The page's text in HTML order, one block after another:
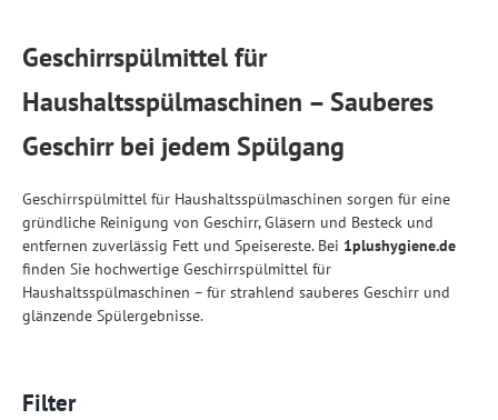
Geschirrspülmittel für
Haushaltsspülmaschinen – Sauberes
Geschirr bei jedem Spülgang
Geschirrspülmittel für Haushaltsspülmaschinen sorgen für eine
gründliche Reinigung von Geschirr, Gläsern und Besteck und
entfernen zuverlässig Fett und Speisereste. Bei 1plushygiene.de
finden Sie hochwertige Geschirrspülmittel für
Haushaltsspülmaschinen – für strahlend sauberes Geschirr und
glänzende Spülergebnisse.
Filter